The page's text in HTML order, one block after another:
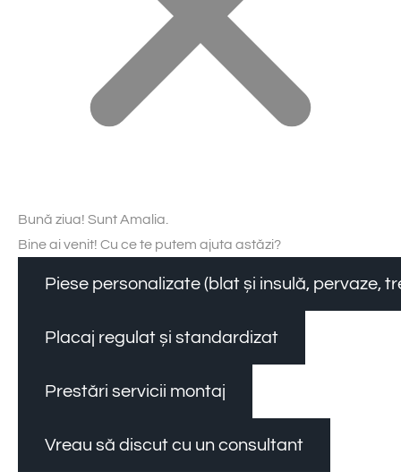
Bună ziua! Sunt Amalia.
Bine ai venit! Cu ce te putem ajuta astăzi?
Piese personalizate (blat și insulă, pervaze,
Placaj regulat și standardizat
Prestări servicii montaj
Vreau să discut cu un consultant